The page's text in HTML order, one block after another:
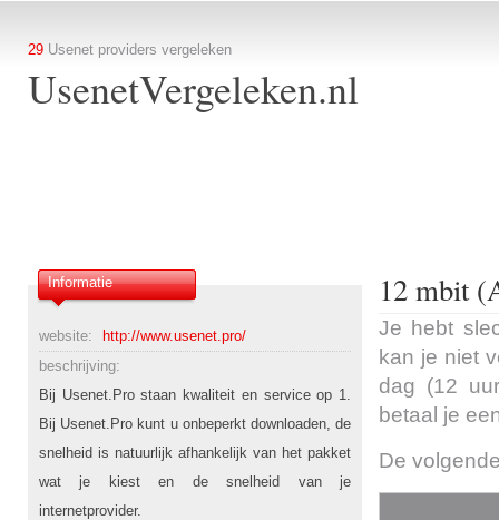
29 Usenet providers vergeleken
UsenetVergeleken.nl
Informatie
website:
http://www.usenet.pro/
beschrijving:
Bij Usenet.Pro staan kwaliteit en service op 1.
Bij Usenet.Pro kunt u onbeperkt downloaden, de
snelheid is natuurlijk afhankelijk van het pakket
wat je kiest en de snelheid van je
internetprovider.
12 mbit
Je hebt
kan je niet
dag (12
betaal je
De